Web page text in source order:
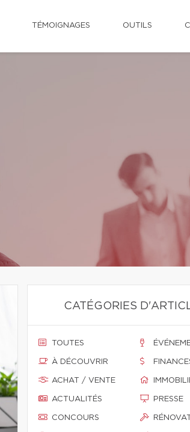
TÉMOIGNAGES OUTILS
CATÉGORIES
TOUTES
À DÉCOUVRIR
ACHAT / VENTE
ACTUALITÉS
CONCOURS
PRESSE